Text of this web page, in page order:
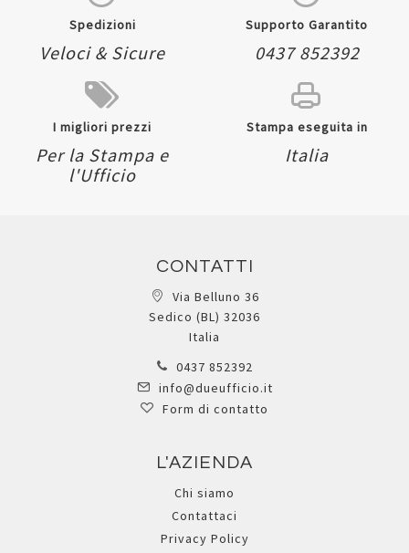
Spedizioni
Veloci & Sicure
Supporto Garantito
0437 852392
I migliori prezzi
Per la Stampa e
l'Ufficio
Stampa eseguita in
Italia
CONTATTI
Via Belluno 36
Sedico (BL) 32036
Italia
0437 852392
info@dueufficio.it
Form di contatto
L'AZIENDA
Chi siamo
Contattaci
Privacy Policy